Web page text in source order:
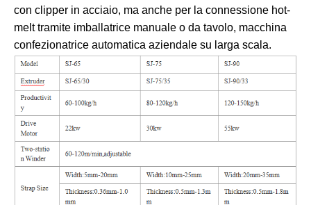
con clipper in acciaio, ma anche per la connessione hot-
melt tramite imballatrice manuale o da tavolo, macchina
confezionatrice automatica aziendale su larga scala.